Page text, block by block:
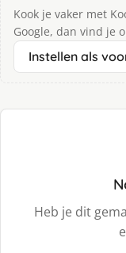
Kook je vaker met
Google, dan vind je
Instellen als
Heb je dit